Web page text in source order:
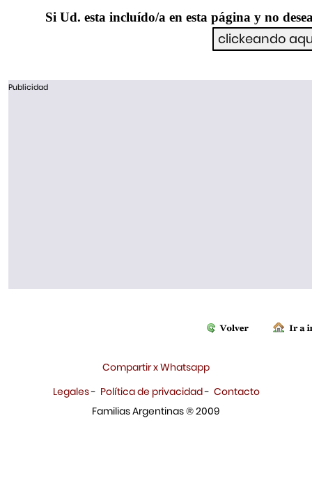
Si Ud. esta incluído/a en esta página y no
Publicidad
Compartir x Whatsapp
Legales- Política de privacidad- Contacto
Familias Argentinas ® 2009